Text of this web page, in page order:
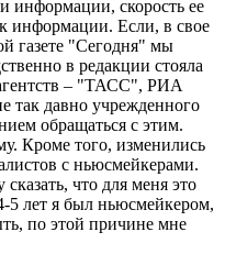
информации, скорость ее
информации. Если, в свое
газете "Сегодня" мы
в редакции стояла
– "ТАСС", РИА
так давно учрежденного
обращаться с этим.
Кроме того, изменились
с ньюсмейкерами.
что для меня это
5 лет я был ньюсмейкером,
по этой причине мне